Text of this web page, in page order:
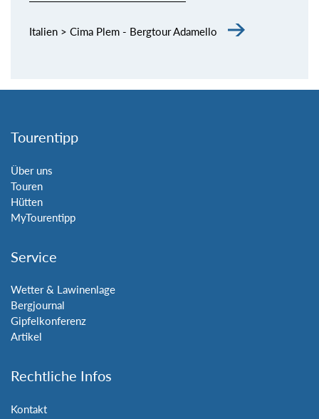
Italien > Cima Plem - Bergtour Adamello
Tourentipp
Über uns
Touren
Hütten
MyTourentipp
Service
Wetter & Lawinenlage
Bergjournal
Gipfelkonferenz
Artikel
Rechtliche Infos
Kontakt